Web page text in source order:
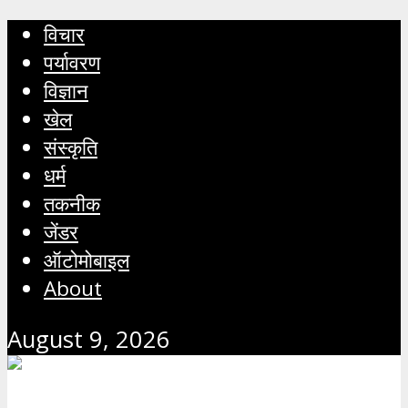
विचार
पर्यावरण
विज्ञान
खेल
संस्कृति
धर्म
तकनीक
जेंडर
ऑटोमोबाइल
About
August 9, 2026